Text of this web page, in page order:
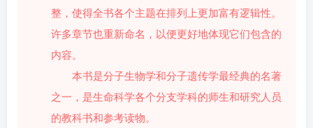
整，使得全书各个主题在排列上更加富有逻辑性。
许多章节也重新命名，以便更好地体现它们包含的
内容。
本书是分子生物学和分子遗传学最经典的名著
之一，是生命科学各个分支学科的师生和研究人员
的教科书和参考读物。